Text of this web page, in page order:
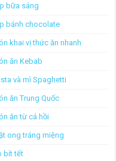
bữa sáng
bánh chocolate
khai vị thức ăn nhanh
ăn Kebab
và mì Spaghetti
ăn Trung Quốc
ăn từ cá hồi
ong tráng miệng
bít tết